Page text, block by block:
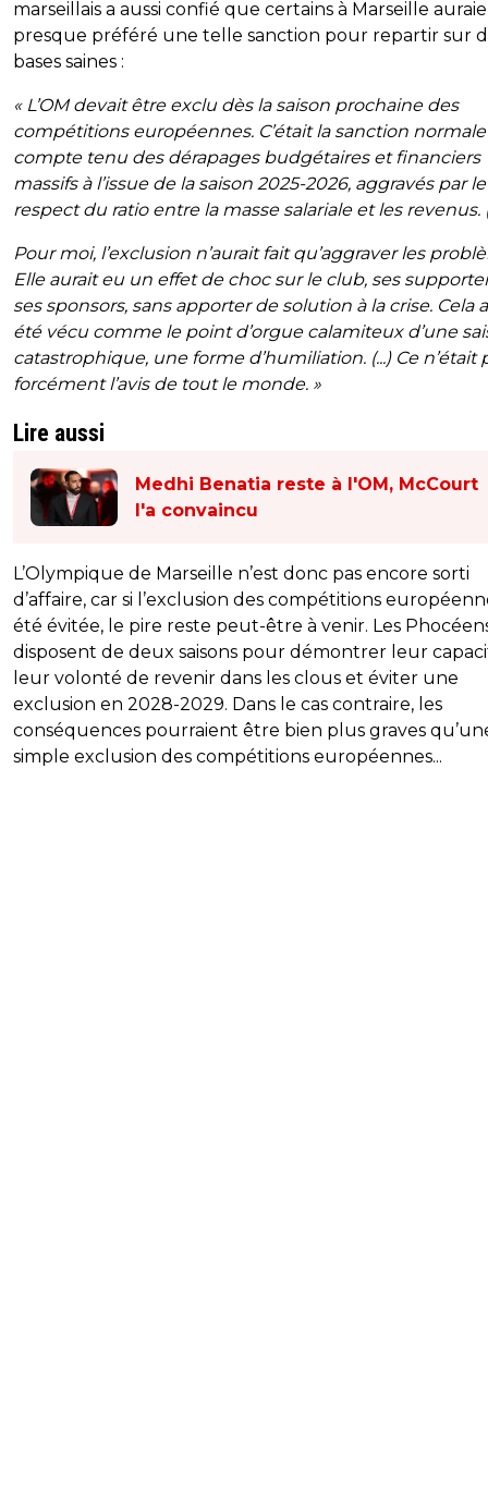
marseillais a aussi confié que certains à Marseille
presque préféré une telle sanction pour repartir sur
bases saines :
« L’OM devait être exclu dès la saison prochaine des
compétitions européennes. C’était la sanction normale
compte tenu des dérapages budgétaires et financiers
massifs à l’issue de la saison 2025-2026, aggravés par
respect du ratio entre la masse salariale et les revenus.
Pour moi, l’exclusion n’aurait fait qu’aggraver les
Elle aurait eu un effet de choc sur le club, ses
ses sponsors, sans apporter de solution à la crise. Cela
été vécu comme le point d’orgue calamiteux d’une
catastrophique, une forme d’humiliation. (...) Ce n’était
forcément l’avis de tout le monde. »
Lire aussi
Medhi Benatia reste à l'OM, McCourt
l'a convaincu
L’Olympique de Marseille n’est donc pas encore sorti
d’affaire, car si l’exclusion des compétitions
été évitée, le pire reste peut-être à venir. Les
disposent de deux saisons pour démontrer leur
leur volonté de revenir dans les clous et éviter une
exclusion en 2028-2029. Dans le cas contraire, les
conséquences pourraient être bien plus graves
simple exclusion des compétitions européennes...